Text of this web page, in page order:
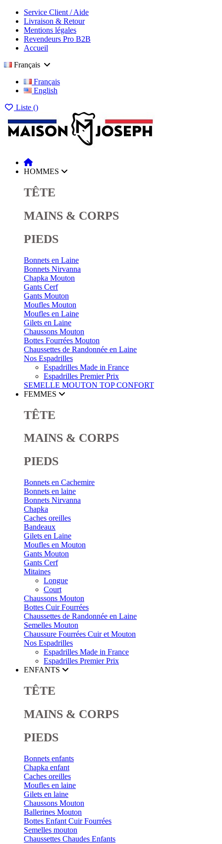
Service Client / Aide
Livraison & Retour
Mentions légales
Revendeurs Pro B2B
Accueil
Français
Français
English
Liste ()
HOMMES
TÊTE
MAINS & CORPS
PIEDS
Bonnets en Laine
Bonnets Nirvanna
Chapka Mouton
Gants Cerf
Gants Mouton
Moufles Mouton
Moufles en Laine
Gilets en Laine
Chaussons Mouton
Bottes Fourrées Mouton
Chaussettes de Randonnée en Laine
Nos Espadrilles
Espadrilles Made in France
Espadrilles Premier Prix
SEMELLE MOUTON TOP CONFORT
FEMMES
TÊTE
MAINS & CORPS
PIEDS
Bonnets en Cachemire
Bonnets en laine
Bonnets Nirvanna
Chapka
Caches oreilles
Bandeaux
Gilets en Laine
Moufles en Mouton
Gants Mouton
Gants Cerf
Mitaines
Longue
Court
Chaussons Mouton
Bottes Cuir Fourrées
Chaussettes de Randonnée en Laine
Semelles Mouton
Chaussure Fourrées Cuir et Mouton
Nos Espadrilles
Espadrilles Made in France
Espadrilles Premier Prix
ENFANTS
TÊTE
MAINS & CORPS
PIEDS
Bonnets enfants
Chapka enfant
Caches oreilles
Moufles en laine
Gilets en laine
Chaussons Mouton
Ballerines Mouton
Bottes Enfant Cuir Fourrées
Semelles mouton
Chaussettes Chaudes Enfants